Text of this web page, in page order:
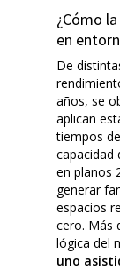
¿Cómo
en
De
años, se
aplican
tiempos
capacidad
en planos
generar
espacios
cero. Más
lógica del
uno